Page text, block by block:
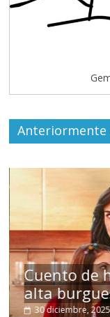
Anteriormente
Cuento de
alta
30 diciembre, 2025